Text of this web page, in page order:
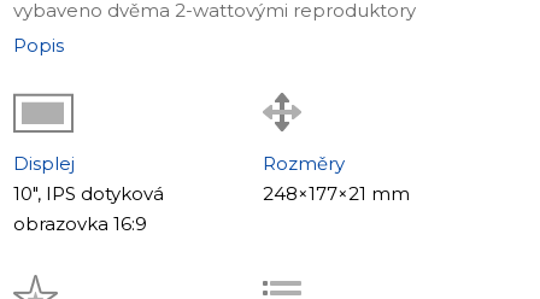
vybaveno dvěma 2-wattovými reproduktory
umístěnými v samostatných akustických komorách, díky
Akustické komory snižují hluk a činí zvuk více
pohlcujícím.
MP3 vyzvánění
Díky novému uspořádání reproduktorů Sonik 10 si
hovoru. Zvuk je nasměrován směrem k posluchači, což
Popis
Displej
10", IPS dotyková
obrazovka 16:9
Rozměry
248×177×21 mm